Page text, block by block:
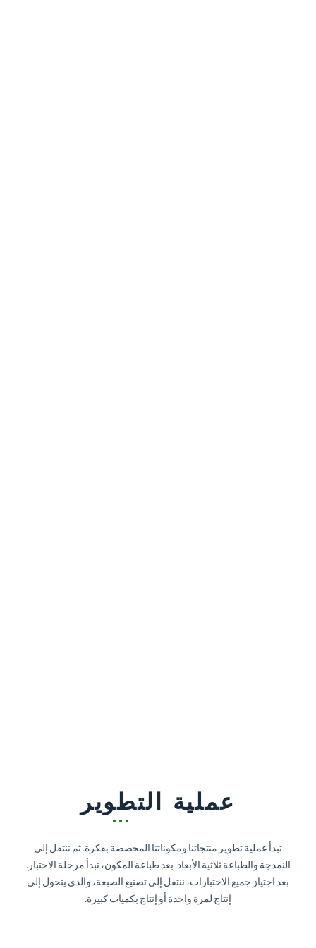
عملية التطوير
تبدأ عملية تطوير منتجاتنا ومكوناتنا المخصصة بفكرة. ثم ننتقل إلى
النمذجة والطباعة ثلاثية الأبعاد. بعد طباعة المكون، تبدأ مرحلة الاختبار.
بعد اجتياز جميع الاختبارات، ننتقل إلى تصنيع الصبغة، والذي يتحول إلى
إنتاج لمرة واحدة أو إنتاج بكميات كبيرة.